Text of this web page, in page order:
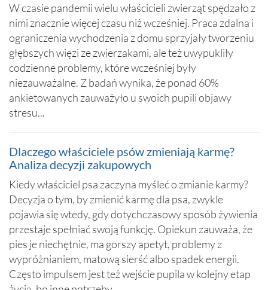
W czasie pandemii wielu właścicieli zwierząt spędzało z
nimi znacznie więcej czasu niż wcześniej. Praca zdalna i
ograniczenia wychodzenia z domu sprzyjały tworzeniu
głębszych więzi ze zwierzakami, ale też uwypukliły
codzienne problemy, które wcześniej były
niezauważalne. Z badań wynika, że ponad 60%
ankietowanych zauważyło u swoich pupili objawy
stresu...
Dlaczego właściciele psów zmieniają karmę?
Analiza decyzji zakupowych
Kiedy właściciel psa zaczyna myśleć o zmianie karmy?
Decyzja o tym, by zmienić karmę dla psa, zwykle
pojawia się wtedy, gdy dotychczasowy sposób żywienia
przestaje spełniać swoją funkcję. Opiekun zauważa, że
pies je niechętnie, ma gorszy apetyt, problemy z
wypróżnianiem, matową sierść albo spadek energii.
Często impulsem jest też wejście pupila w kolejny etap